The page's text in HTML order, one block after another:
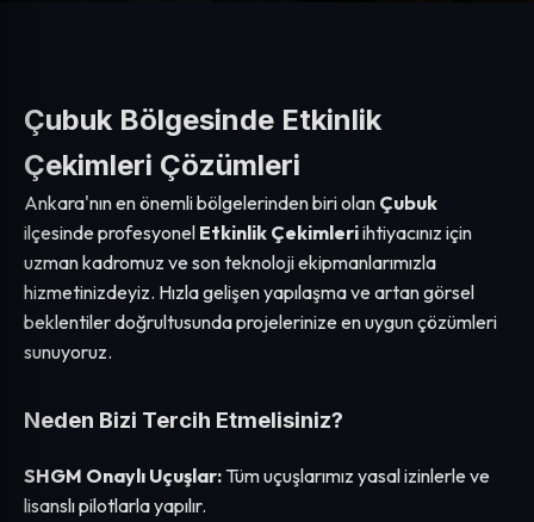
Çubuk Bölgesinde Etkinlik
Çekimleri Çözümleri
Ankara'nın en önemli bölgelerinden biri olan Çubuk
ilçesinde profesyonel Etkinlik Çekimleriihtiyacınız için
uzman kadromuz ve son teknoloji ekipmanlarımızla
hizmetinizdeyiz. Hızla gelişen yapılaşma ve artan görsel
beklentiler doğrultusunda projelerinize en uygun çözümleri
sunuyoruz.
Neden Bizi Tercih Etmelisiniz?
SHGM Onaylı Uçuşlar: Tüm uçuşlarımız yasal izinlerle ve
lisanslı pilotlarla yapılır.